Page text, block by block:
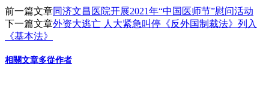
前一篇文章同济文昌医院开展2021年“中国医师节”慰问活动
下一篇文章外资大逃亡 人大紧急叫停《反外国制裁法》列入
《基本法》
相關文章多從作者